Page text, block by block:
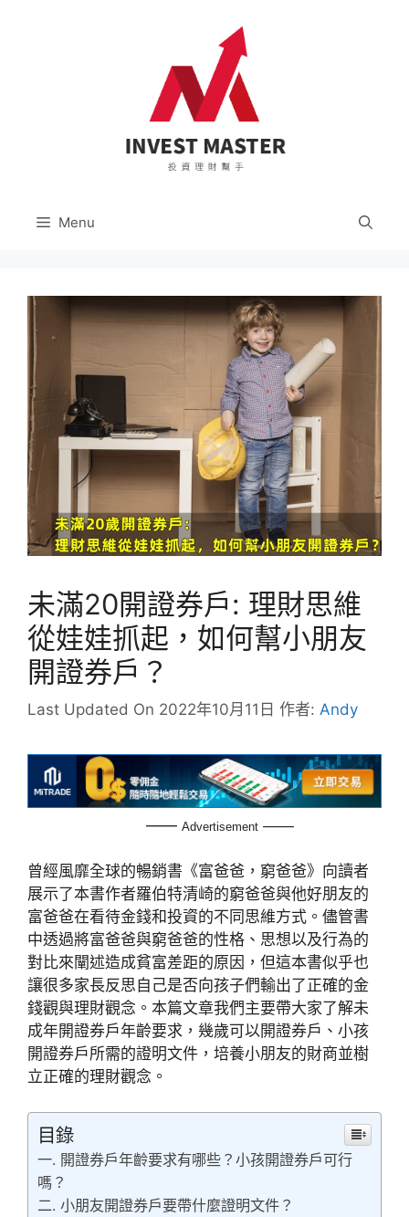
Menu
未滿20開證券戶: 理財思維
從娃娃抓起，如何幫小朋友
開證券戶？
Last Updated On 2022年10月11日 作者: Andy
—— Advertisement ——
曾經風靡全球的暢銷書《富爸爸，窮爸爸》向讀者
展示了本書作者羅伯特清崎的窮爸爸與他好朋友的
富爸爸在看待金錢和投資的不同思維方式。儘管書
中透過將富爸爸與窮爸爸的性格、思想以及行為的
對比來闡述造成貧富差距的原因，但這本書似乎也
讓很多家長反思自己是否向孩子們輸出了正確的金
錢觀與理財觀念。本篇文章我們主要帶大家了解未
成年開證券戶年齡要求，幾歲可以開證券戶、小孩
開證券戶所需的證明文件，培養小朋友的財商並樹
立正確的理財觀念。
目錄
一. 開證券戶年齡要求有哪些？小孩開證券戶可行
嗎？
二. 小朋友開證券戶要帶什麼證明文件？